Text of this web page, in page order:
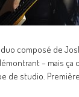
composé de
– mais ça
de studio.